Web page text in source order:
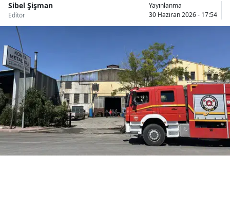
Bolu
Burdur
Bursa
Çanakkale
Çankırı
Sibel Şişman
Editör
Yayınlanma
30 Haziran 2026 - 17:54